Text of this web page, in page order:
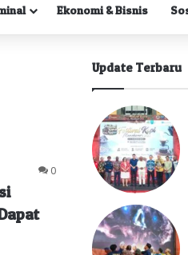
Ekonomi & Bisnis
0
Update Terbaru